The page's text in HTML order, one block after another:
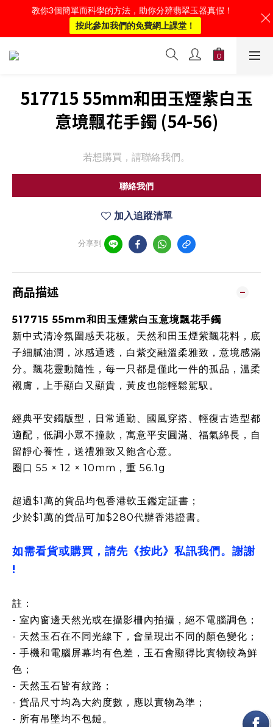
517715 55mm和田玉煙紫白玉
意境飄花手鐲 (54-56)
若想購買，請聯絡我們。
聯絡我們
加入追蹤清單
分享到
商品描述
517715 55mm和田玉煙紫白玉意境飄花手鐲
新中式清冷氛圍感天花板。 天然和田玉煙紫飄花料，底
子細膩油潤，冰感通透，白紫交融溫柔雅致，意境感滿
分。 飄花靈動隨性，每一只都是僅此一件的孤品，溫柔
襯膚，上手顯白又顯貴，黃皮也能輕鬆駕馭。
經典平安鐲版型，日常通勤、國風穿搭、輕復古造型都
適配，低調小眾不撞款，寓意平安圓滿、福氣綿長，自
留靜心養性，送禮雅致又飽含心意。
圈口 55 × 12 × 10mm，重 56.1g
超過$1萬的貨品均包香港軟玉鑑定証書；
少於$1萬的貨品可加$280代辦香港證書。
如需看貨或購買，請先《按此》私訊我們。謝謝
!
註：
- 室內窗邊天然光或在攝影柵內拍攝，絕不電腦調色；
- 天然玉石在不同光線下，會呈現出不同的顏色變化；
- 手機和電腦屏幕均有色差，玉石會顯得比實物較為鮮
色；
- 天然玉石皆有紋路；
- 貨品尺寸均為大約度數，應以實物為準；
- 所有吊墜均不包鏈。
教你3個簡單而科學的方法，助你分辨翡翠玉器真假！
按此參加我們的免費網上課堂！